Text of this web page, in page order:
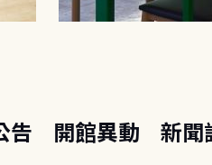
告 開館異動 新聞